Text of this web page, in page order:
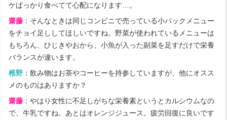
ケばっかり食べてて心配になります…。
齋藤 ：そんなときは同じコンビニで売っている小パックメニュー
をチョイ足ししてほしいですね。野菜が使われているメニューは
もちろん、ひじきやおから、小魚が入った副菜を足すだけで栄養
バランスが違います。
椎野 ：飲み物はお茶やコーヒーを持参していますが、他にオスス
メのものはありますか？
齋藤 ：やはり女性に不足しがちな栄養素というとカルシウムなの
で、牛乳ですね。あとはオレンジジュース。疲労回復に良いです